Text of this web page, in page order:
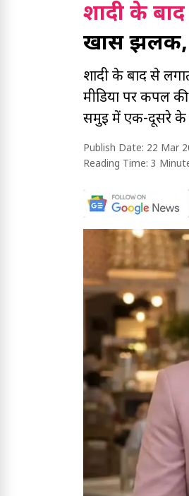
शादी के
खास झलक,
शादी के बाद से
मीडिया पर कपल
समुई में एक-दूसरे के
Publish Date: 22 Mar
Reading Time: 3